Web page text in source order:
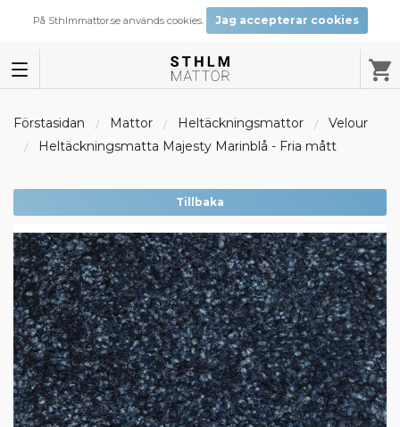
På Sthlmmattor.se används cookies. Jag accepterar cookies
Förstasidan Mattor Heltäckningsmattor
Velour
Heltäckningsmatta Majesty Marinblå - Fria mått
Tillbaka